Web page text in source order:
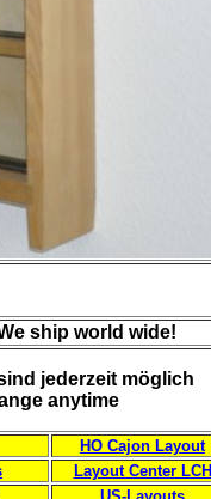
ship world wide!
jederzeit möglich
anytime
HO Cajon Layout
Layout Center LCH